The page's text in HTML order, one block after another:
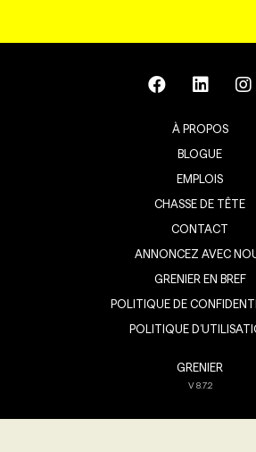
À PROPOS
BLOGUE
EMPLOIS
CHASSE DE TÊTE
CONTACT
ANNONCEZ AVEC
GRENIER EN BREF
POLITIQUE DE
POLITIQUE
GRENIER
V8.7.2